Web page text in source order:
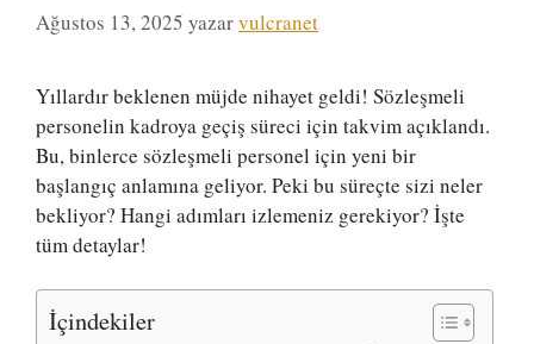
Ağustos 13, 2025 yazarvulcranet
Yıllardır beklenen müjde nihayet geldi! Sözleşmeli
personelin kadroya geçiş süreci için takvim açıklandı.
Bu, binlerce sözleşmeli personel için yeni bir
başlangıç anlamına geliyor. Peki bu süreçte sizi neler
bekliyor? Hangi adımları izlemeniz gerekiyor? İşte
tüm detaylar!
İçindekiler